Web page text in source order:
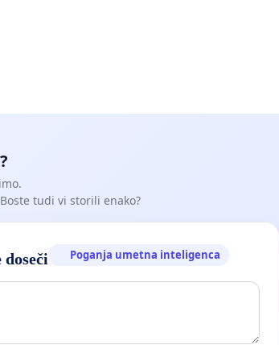
tudi vi storili enako?
Poganja umetna inteligenca